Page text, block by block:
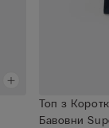
Топ з
Бавовни